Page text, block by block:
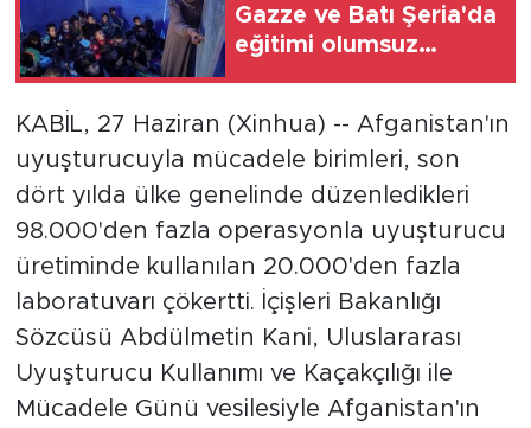
Gazze ve Batı Şeria'da
eğitimi olumsuz
KABİL, 27 Haziran (Xinhua) -- Afganistan'ın
uyuşturucuyla mücadele birimleri, son
dört yılda ülke genelinde düzenledikleri
98.000'den fazla operasyonla uyuşturucu
üretiminde kullanılan 20.000'den fazla
laboratuvarı çökertti. İçişleri Bakanlığı
Sözcüsü Abdülmetin Kani, Uluslararası
Uyuşturucu Kullanımı ve Kaçakçılığı ile
Mücadele Günü vesilesiyle Afganistan'ın
Xinhua Türkiye
Seyahat